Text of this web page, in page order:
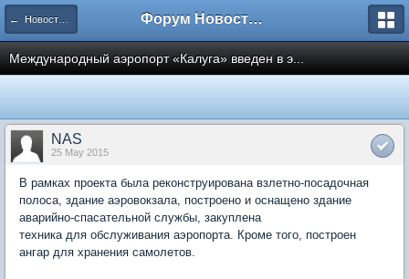
← Новости рынка недвижимости Форум Новостройки
Международный аэропорт «Калуга» введен в э...
NAS
25 May 2015
В рамках проекта была реконструирована взлетно-посадочная
полоса, здание аэровокзала, построено и оснащено здание
аварийно-спасательной службы, закуплена
техника для обслуживания аэропорта. Кроме того, построен
ангар для хранения самолетов.